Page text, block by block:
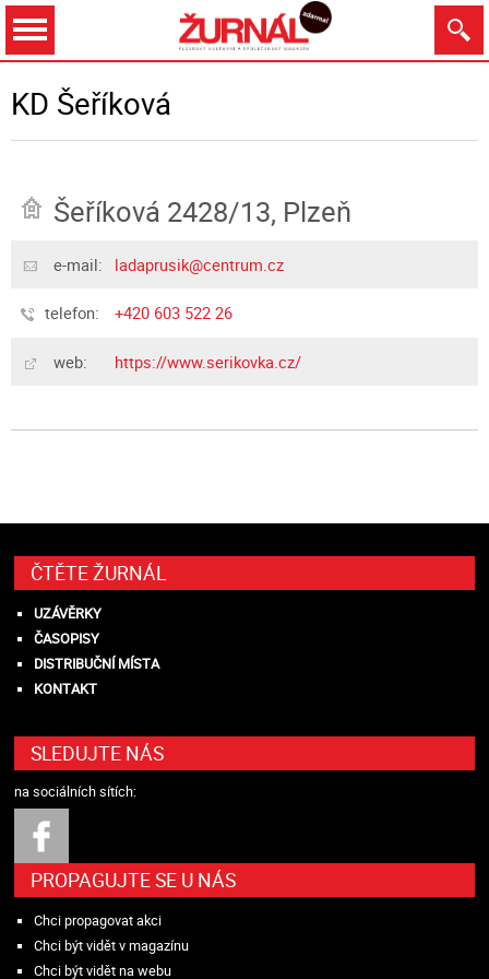
KD Šeříková
Šeříková 2428/13, Plzeň
e-mail: ladaprusik@centrum.cz
telefon: +420 603 522 26
web: https://www.serikovka.cz/
Zobrazit
ČTĚTE ŽURNÁL
UZÁVĚRKY
ČASOPISY
DISTRIBUČNÍ MÍSTA
KONTAKT
SLEDUJTE NÁS
na sociálních sítích:
PROPAGUJTE SE U NÁS
Chci propagovat akci
Chci být vidět v magazínu
Chci být vidět na webu